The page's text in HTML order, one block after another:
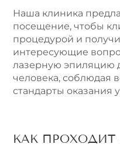
Наша клиника
посещение, чтобы
процедурой и
интересующие
лазерную эпиляцию
человека, соблюдая
стандарты оказания
КАК ПРОХОДИТ